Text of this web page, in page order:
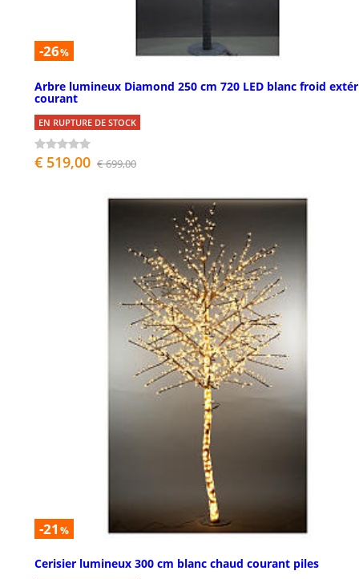
-26%
Arbre lumineux Diamond 250 cm 720 LED blanc froid
courant
EN RUPTURE DE STOCK
€ 519,00 € 699,00
-21 %
Cerisier lumineux 300 cm blanc chaud courant piles